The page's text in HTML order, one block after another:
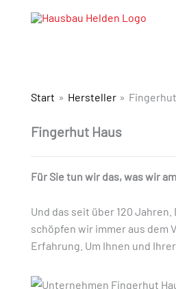
Start Hersteller
Fingerhut Haus
Für Sie tun wir das, was wir
Und das seit über 120
schöpfen wir immer aus dem
Erfahrung. Um Ihnen und